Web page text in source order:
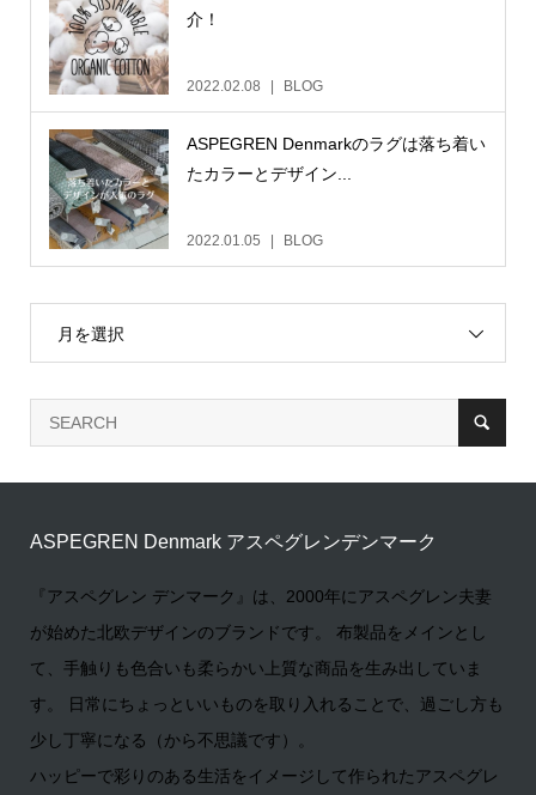
介！
2022.02.08 BLOG
ASPEGREN Denmarkのラグは落ち着い
たカラーとデザイン...
2022.01.05 BLOG
月を選択
ASPEGREN Denmark アスペグレンデンマーク
『アスペグレン デンマーク』は、2000年にアスペグレン夫妻
が始めた北欧デザインのブランドです。 布製品をメインとし
て、手触りも色合いも柔らかい上質な商品を生み出していま
す。 日常にちょっといいものを取り入れることで、過ごし方も
少し丁寧になる（から不思議です）。
ハッピーで彩りのある生活をイメージして作られたアスペグレ